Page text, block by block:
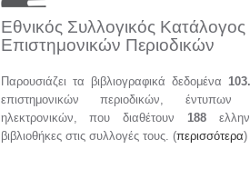
Εθνικός Συλλογικός Κατάλογος
Επιστημονικών Περιοδικών
Παρουσιάζει τα βιβλιογραφικά δεδομένα
επιστημονικών περιοδικών, έντυπων
ηλεκτρονικών, που διαθέτουν 188
βιβλιοθήκες στις συλλογές τους. (περισσότερα)